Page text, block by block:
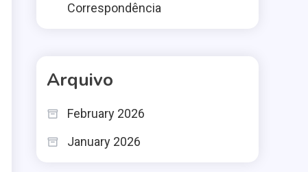
Correspondência
Arquivo
February 2026
January 2026